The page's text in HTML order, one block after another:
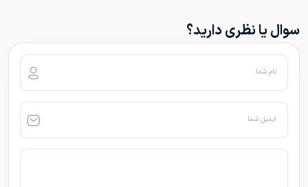
سوال یا نظری دارید؟
نام شما
ایمیل شما